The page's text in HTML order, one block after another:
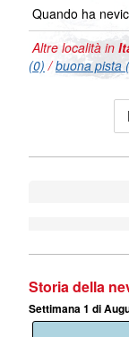
Quando ha
Altre località in
(0) /buona pista
Storia della
Settimana 1 di